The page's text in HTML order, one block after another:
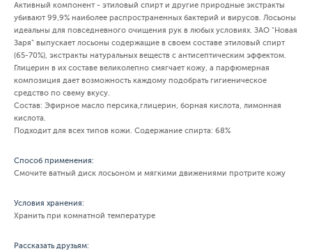
Активный компонент - этиловый спирт и другие природные экстракты
убивают 99,9% наиболее распространенных бактерий и вирусов. Лосьоны
идеальны для повседневного очищения рук в любых условиях. ЗАО "Новая
Заря" выпускает лосьоны содержащие в своем составе этиловый спирт
(65-70%), экстракты натуральных веществ с антисептическим эффектом.
Глицерин в их составе великолепно смягчает кожу, а парфюмерная
композиция дает возможность каждому подобрать гигиеническое
средство по свему вкусу.
Состав: Эфирное масло персика,глицерин, борная кислота, лимонная
кислота.
Подходит для всех типов кожи. Содержание спирта: 68%
Способ применения:
Смочите ватный диск лосьоном и мягкими движениями протрите кожу
Условия хранения:
Хранить при комнатной температуре
Рассказать друзьям: